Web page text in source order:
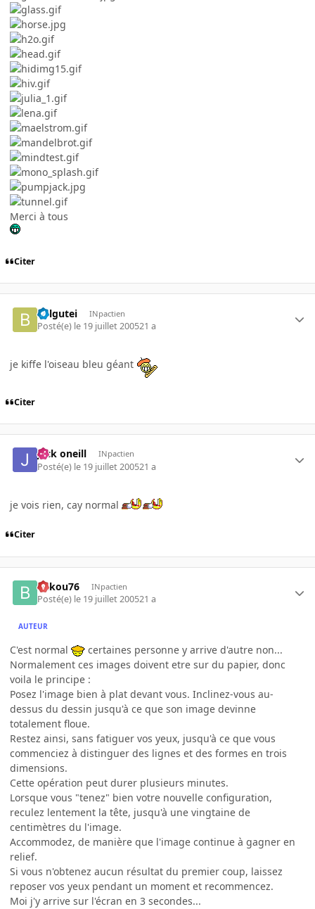
Merci à tous
Citer
belgutei INpactien
Posté(e) le 19 juillet 200521 a
je kiffe l'oiseau bleu géant
Citer
jack oneill INpactien
Posté(e) le 19 juillet 200521 a
je vois rien, cay normal
Citer
bakou76 INpactien
Posté(e) le 19 juillet 200521 a
AUTEUR
C'est normal
certaines personne y arrive d'autre non...
Normalement ces images doivent etre sur du papier, donc
voila le principe :
Posez l'image bien à plat devant vous. Inclinez-vous au-
dessus du dessin jusqu'à ce que son image devinne
totalement floue.
Restez ainsi, sans fatiguer vos yeux, jusqu'à ce que vous
commenciez à distinguer des lignes et des formes en trois
dimensions.
Cette opération peut durer plusieurs minutes.
Lorsque vous "tenez" bien votre nouvelle configuration,
reculez lentement la tête, jusqu'à une vingtaine de
centimètres du l'image.
Accommodez, de manière que l'image continue à gagner en
relief.
Si vous n'obtenez aucun résultat du premier coup, laissez
reposer vos yeux pendant un moment et recommencez.
Moi j'y arrive sur l'écran en 3 secondes...